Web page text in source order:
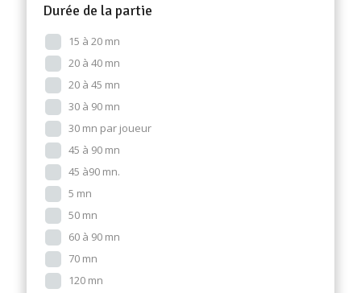
Durée de la partie
15 à 20 mn
20 à 40 mn
20 à 45 mn
30 à 90 mn
30 mn par joueur
45 à 90 mn
45 à90 mn.
5 mn
50 mn
60 à 90 mn
70 mn
120 mn